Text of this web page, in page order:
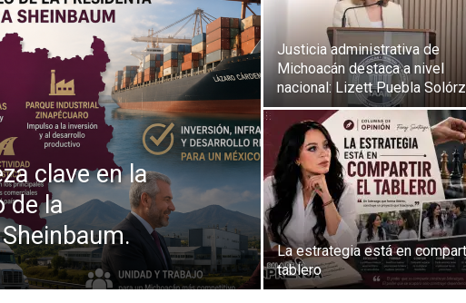
Prensa
Noticias
clave en la
de la
Justicia administrativa de
Michoacán destaca a nivel
nacional: Lizett Puebla
La estrategia está en
tablero